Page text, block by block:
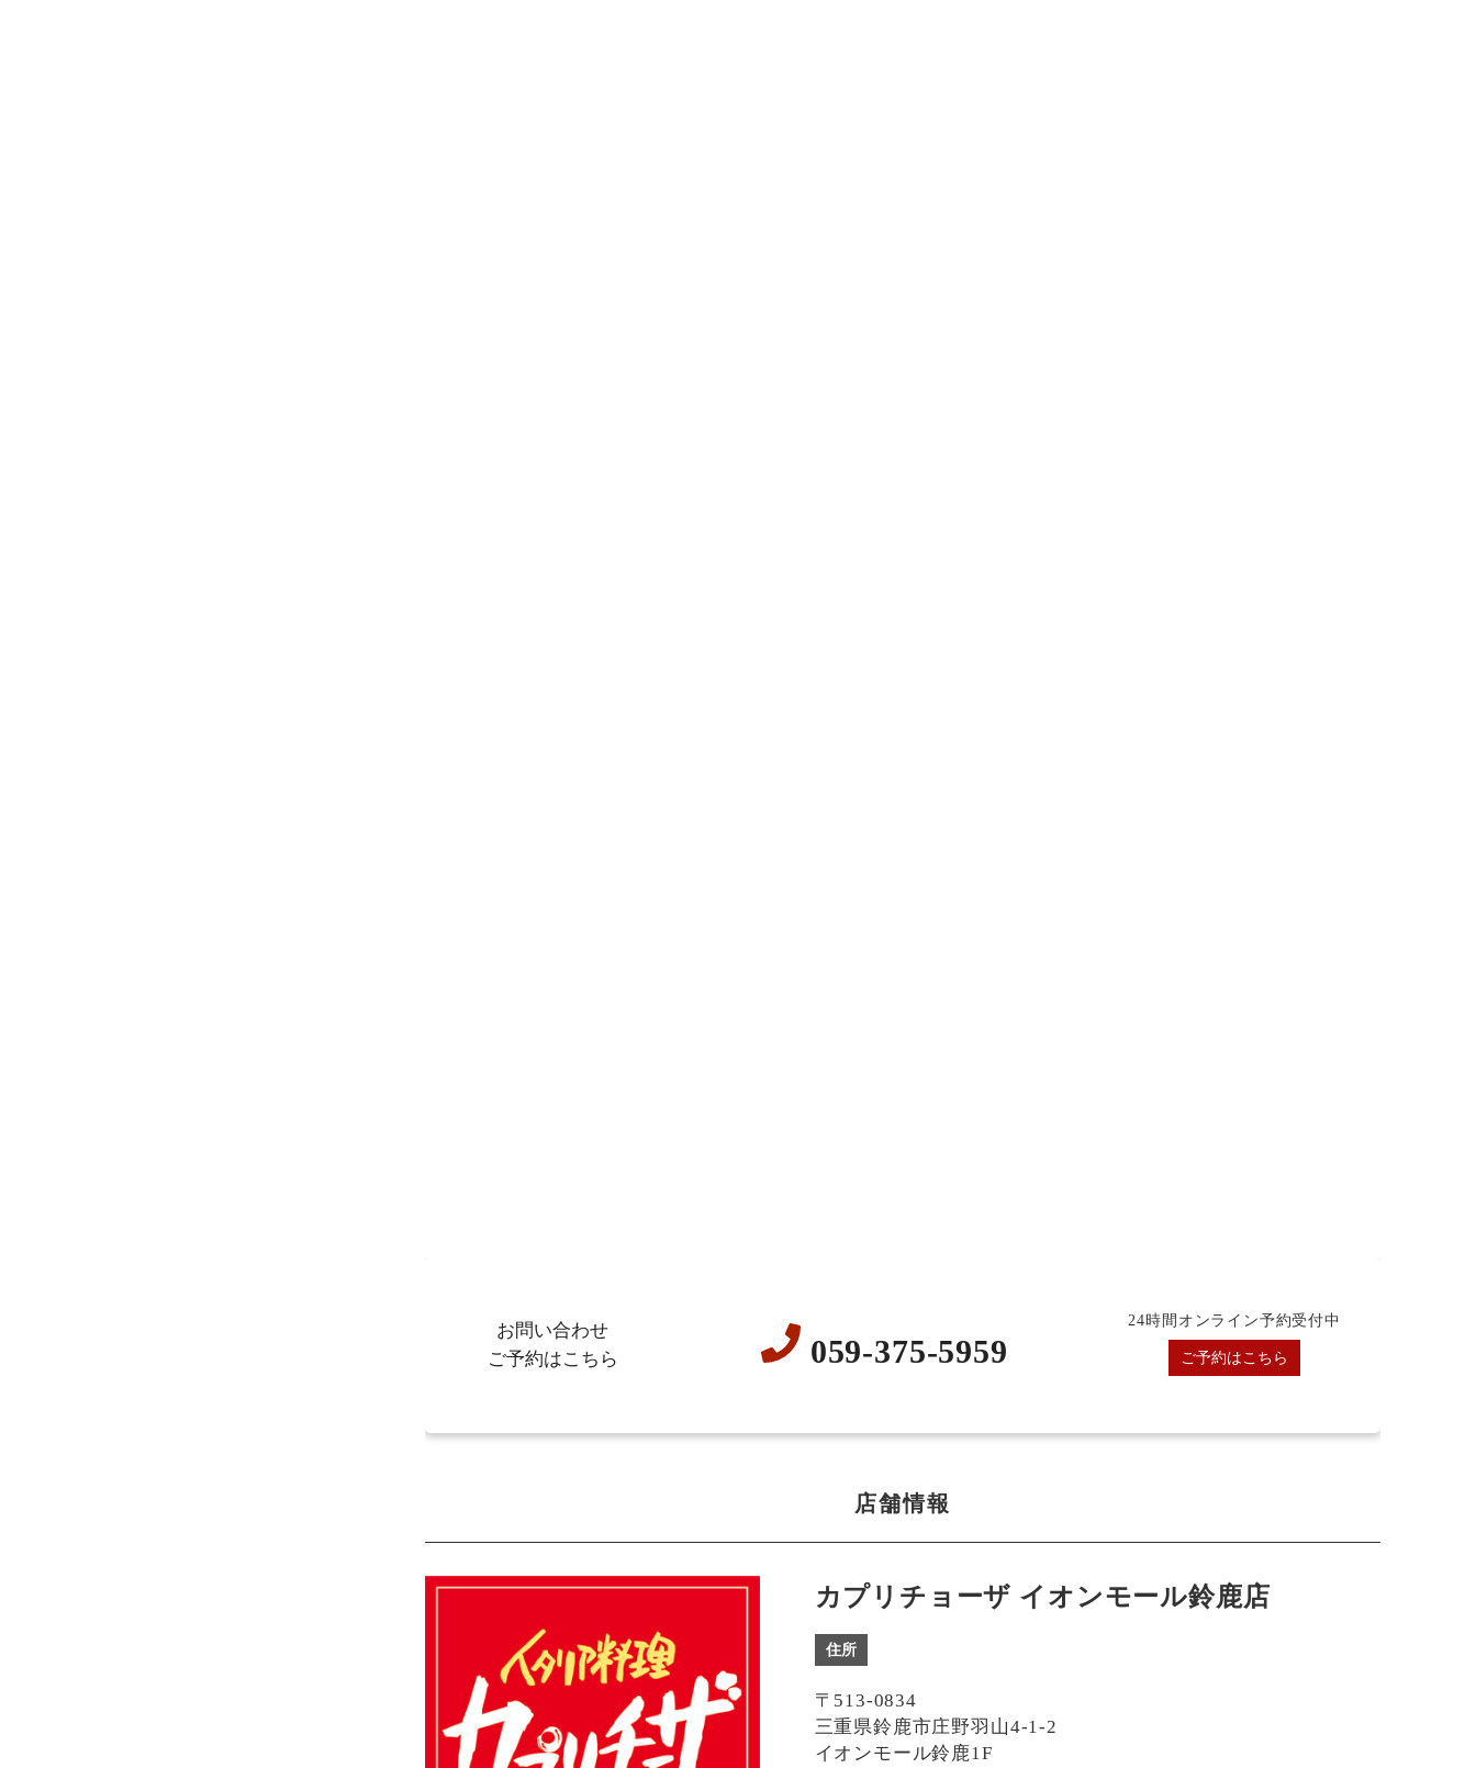
お問い合わせ
ご予約はこちら
059-375-5959
24時間オンライン予約受付中
ご予約はこちら
店舗情報
カプリチョーザ イオンモール鈴鹿店
住所
〒513-0834
三重県鈴鹿市庄野羽山4-1-2
イオンモール鈴鹿1F